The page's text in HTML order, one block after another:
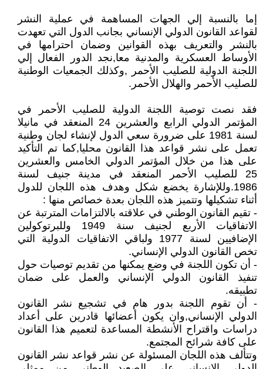
إما بالنسبة إلي الجهات المساهمة في عملية النشر
لقواعد القانون الدولي الإنساني بجانب الدول التي تعهدت
بالنشر والتعريف بهذه القوانين وضمان احترامها في
الأوساط العسكرية والمدنية معا,نجد الدور الفعال إلي
اللجنة الدولية للصليب الأحمر ,وكذلك الجمعيات الوطنية
للصليب الأحمر والهلال الأحمر.
فقد نصت توصية اللجنة الدولية للصليب الأحمر في
المؤتمر الدولي الرابع والعشرين 24 المنعقد في مانيلا
لسنة 1981 على ضرورة سعي الدول لإنشاء لجان وطنية
تعمل على نشر قواعد هذا القانون محليا,كما تم التأكيد
على هذا من خلال المؤتمر الدولي الخامس والعشرين
25 للصليب الأحمر المنعقد في مدينة جنيف لسنة
1986.وللإشارة يخضع شكل وهدف هذه اللجان للدول
أثناء تشكيلها وتتميز هذه اللجان بعدة خصائص منها :
- تقيم القانون الوطني في علاقته بالالتزامات المترتبة عن
الاتفاقيات الأربع لجنيف سنة 1949 وللبرتوكولين
الإضافيين لسنة 1977 ولباقي الاتفاقيات الدولية التي
تخص القانون الدولي الإنساني.
- أن تكون اللجنة في وضع يمكنها من تقديم توصيات حول
تنفيذ القانون الدولي الإنساني والعمل على ضمان
تطبيقه.
- أن تقوم اللجنة بدور هام في تشجيع نشر القانون
الدولي الإنساني,وان يكون أعضائها قادرين على أعداد
دراسات واقتراح الأنشطة المساعدة لتعميم هذا القانون
على كافة شرائح المجتمع.
وتتألف هذه اللجان المسئولة عن نشر قواعد نشر القانون